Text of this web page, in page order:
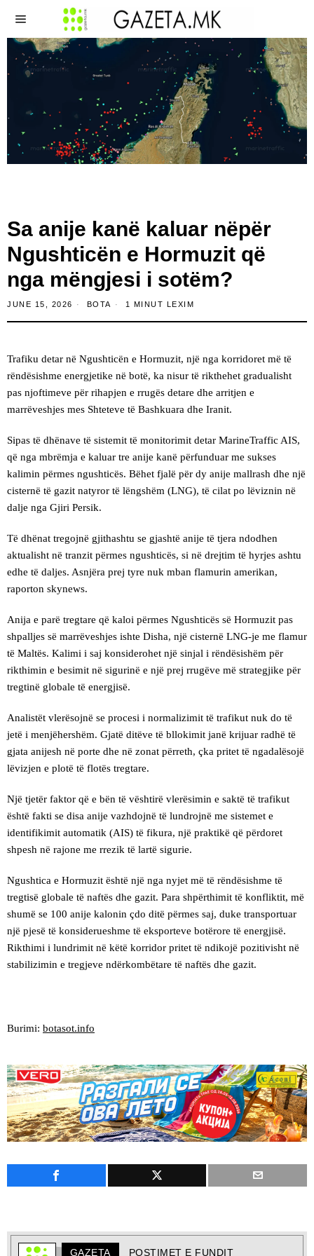
Sa anije kanë kaluar nëpër
Ngushticën e Hormuzit që
nga mëngjesi i sotëm?
JUNE 15, 2026 BOTA 1 MINUT LEXIM
Trafiku detar në Ngushticën e Hormuzit, një nga korridoret më të
rëndësishme energjetike në botë, ka nisur të rikthehet gradualisht
pas njoftimeve për rihapjen e rrugës detare dhe arritjen e
marrëveshjes mes Shteteve të Bashkuara dhe Iranit.
Sipas të dhënave të sistemit të monitorimit detar MarineTraffic AIS,
që nga mbrëmja e kaluar tre anije kanë përfunduar me sukses
kalimin përmes ngushticës. Bëhet fjalë për dy anije mallrash dhe një
cisternë të gazit natyror të lëngshëm (LNG), të cilat po lëviznin në
dalje nga Gjiri Persik.
Të dhënat tregojnë gjithashtu se gjashtë anije të tjera ndodhen
aktualisht në tranzit përmes ngushticës, si në drejtim të hyrjes ashtu
edhe të daljes. Asnjëra prej tyre nuk mban flamurin amerikan,
raporton skynews.
Anija e parë tregtare që kaloi përmes Ngushticës së Hormuzit pas
shpalljes së marrëveshjes ishte Disha, një cisternë LNG-je me flamur
të Maltës. Kalimi i saj konsiderohet një sinjal i rëndësishëm për
rikthimin e besimit në sigurinë e një prej rrugëve më strategjike për
tregtinë globale të energjisë.
Analistët vlerësojnë se procesi i normalizimit të trafikut nuk do të
jetë i menjëhershëm. Gjatë ditëve të bllokimit janë krijuar radhë të
gjata anijesh në porte dhe në zonat përreth, çka pritet të ngadalësojë
lëvizjen e plotë të flotës tregtare.
Një tjetër faktor që e bën të vështirë vlerësimin e saktë të trafikut
është fakti se disa anije vazhdojnë të lundrojnë me sistemet e
identifikimit automatik (AIS) të fikura, një praktikë që përdoret
shpesh në rajone me rrezik të lartë sigurie.
Ngushtica e Hormuzit është një nga nyjet më të rëndësishme të
tregtisë globale të naftës dhe gazit. Para shpërthimit të konfliktit, më
shumë se 100 anije kalonin çdo ditë përmes saj, duke transportuar
një pjesë të konsiderueshme të eksporteve botërore të energjisë.
Rikthimi i lundrimit në këtë korridor pritet të ndikojë pozitivisht në
stabilizimin e tregjeve ndërkombëtare të naftës dhe gazit.
Burimi: botasot.info
GAZETA POSTIMET E FUNDIT